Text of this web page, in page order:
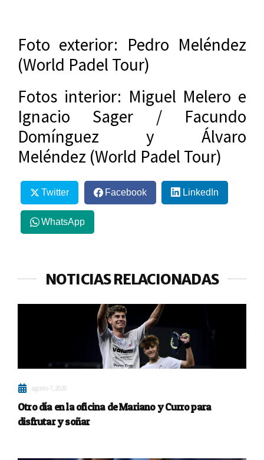
Foto exterior: Pedro Meléndez
(World Padel Tour)
Fotos interior: Miguel Melero e
Ignacio Sager / Facundo
Domínguez y Álvaro
Meléndez (World Padel Tour)
Twitter Facebook LinkedIn
WhatsApp
NOTICIAS RELACIONADAS
agosto 7, 2026
Otro día en la oficina de Mariano y Curro para
disfrutar y soñar